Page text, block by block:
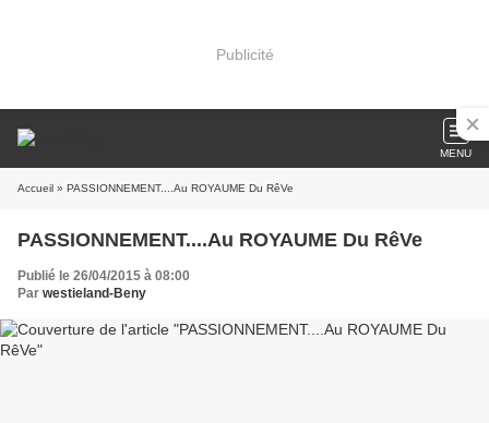
Publicité
MENU
Accueil » PASSIONNEMENT....Au ROYAUME Du RêVe
PASSIONNEMENT....Au ROYAUME Du RêVe
Publié le 26/04/2015 à 08:00
Par westieland-Beny